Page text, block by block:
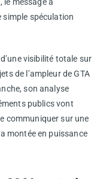
le message a
simple spéculation
visibilité totale sur
de l’ampleur de GTA
son analyse
publics vont
communiquer sur une
montée en puissance